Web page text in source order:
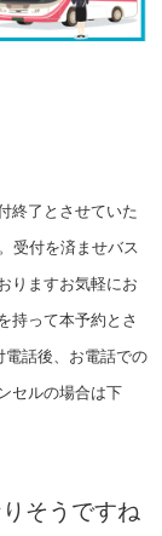
終了とさせていた
受付を済ませバス
りますお気軽にお
持って本予約とさ
話後、 お電話での
セルの場合は下
そうですね